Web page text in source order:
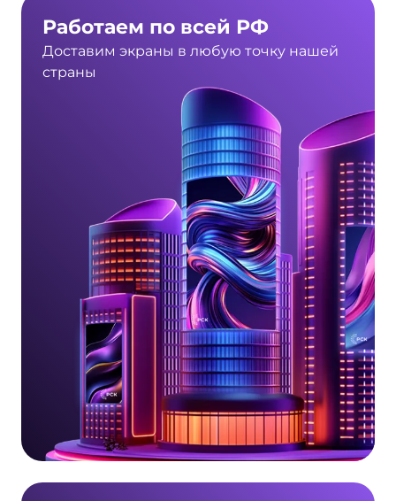
Работаем по всей РФ
Доставим экраны в любую точку нашей
страны